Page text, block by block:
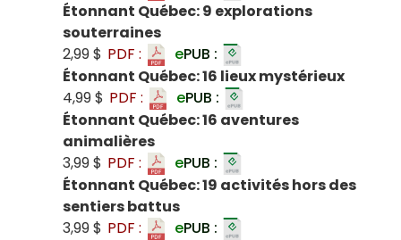
Étonnant Québec: 9 explorations
souterraines
2,99 $ PDF : ePUB :
Étonnant Québec: 16 lieux mystérieux
4,99 $ PDF : ePUB :
Étonnant Québec: 16 aventures
animalières
3,99 $ PDF : ePUB :
Étonnant Québec: 19 activités hors des
sentiers battus
3,99 $ PDF : ePUB :